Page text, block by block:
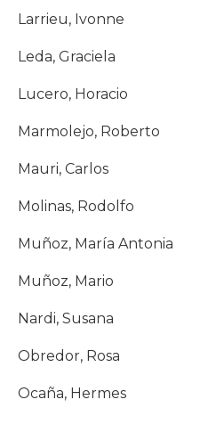
Larrieu, Ivonne
Leda, Graciela
Lucero, Horacio
Marmolejo, Roberto
Mauri, Carlos
Molinas, Rodolfo
Muñoz, María Antonia
Muñoz, Mario
Nardi, Susana
Obredor, Rosa
Ocaña, Hermes